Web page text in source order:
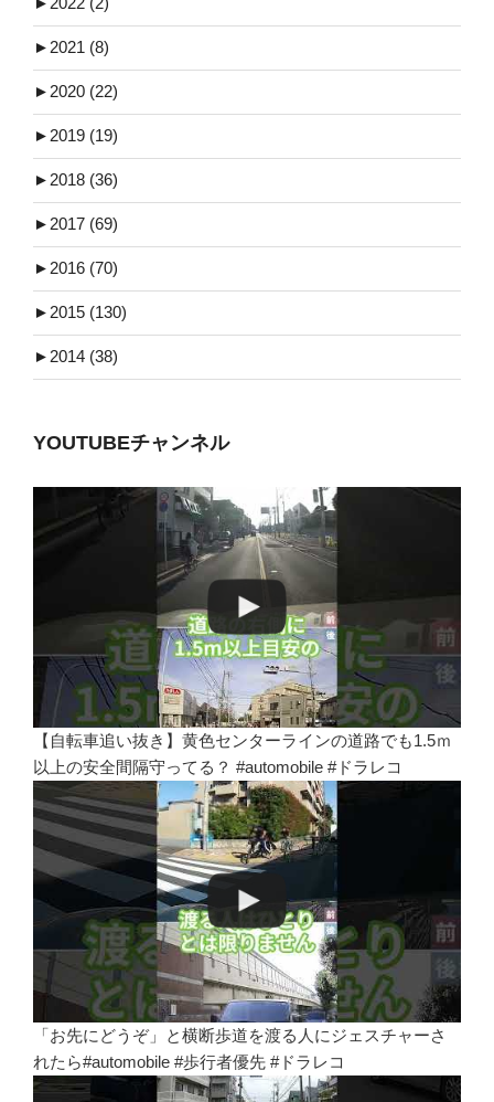
►2021 (8)
►2020 (22)
►2019 (19)
►2018 (36)
►2017 (69)
►2016 (70)
►2015 (130)
►2014 (38)
YOUTUBEチャンネル
【自転車追い抜き】黄色センターラインの道路でも1.5ｍ
以上の安全間隔守ってる？ #automobile #ドラレコ
「お先にどうぞ」と横断歩道を渡る人にジェスチャーさ
れたら#automobile #歩行者優先 #ドラレコ